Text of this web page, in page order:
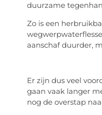
duurzame
Zo is een
aanschaf duurder,
Er zijn dus veel
gaan vaak langer
nog de overstap